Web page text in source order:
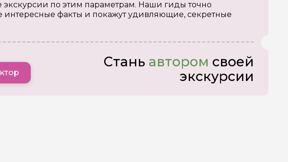
по этим параметрам. Наши гиды точно
интересные факты и покажут удивляющие, секретные
Стань автором своей
экскурсии